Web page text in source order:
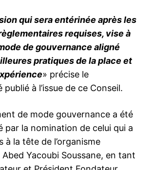
qui sera entérinée après les
requises, vise à
de gouvernance aligné
pratiques de la place et
» précise le
à l’issue de ce Conseil.
de mode gouvernance a été
par la nomination de celui qui a
à la tête de l’organisme
Abed Yacoubi Soussane, en tant